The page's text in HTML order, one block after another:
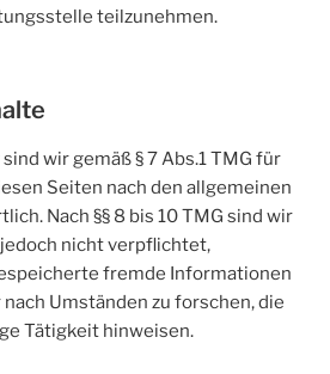
teilzunehmen.
wir gemäß § 7 Abs.1 TMG für
Seiten nach den allgemeinen
Nach §§ 8 bis 10 TMG sind wir
nicht verpflichtet,
fremde Informationen
Umständen zu forschen, die
Tätigkeit hinweisen.